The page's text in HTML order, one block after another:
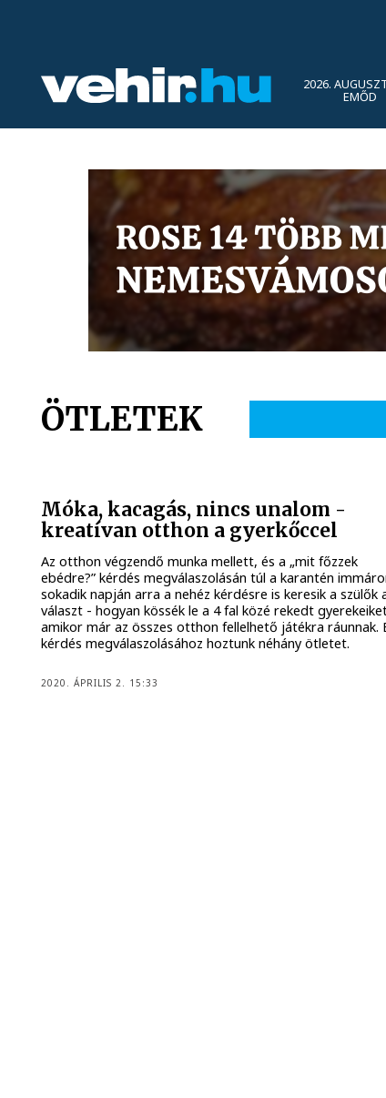
2026.
EMŐD
ÖTLETEK
Móka, kacagás, nincs unalom -
kreatívan otthon a gyerkőccel
Az otthon végzendő munka mellett, és a „mit főzzek
ebédre?” kérdés megválaszolásán túl a karantén
sokadik napján arra a nehéz kérdésre is keresik a szülők
választ - hogyan kössék le a 4 fal közé rekedt
amikor már az összes otthon fellelhető játékra ráunnak.
kérdés megválaszolásához hoztunk néhány ötletet.
2020. ÁPRILIS 2. 15:33